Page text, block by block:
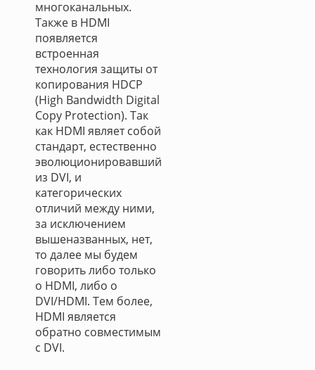
многоканальных.
Также в HDMI
появляется
встроенная
технология защиты от
копирования HDCP
(High Bandwidth Digital
Copy Protection). Так
как HDMI являет собой
стандарт, естественно
эволюционировавший
из DVI, и
категорических
отличий между ними,
за исключением
вышеназванных, нет,
то далее мы будем
говорить либо только
о HDMI, либо о
DVI/HDMI. Тем более,
HDMI является
обратно совместимым
с DVI.